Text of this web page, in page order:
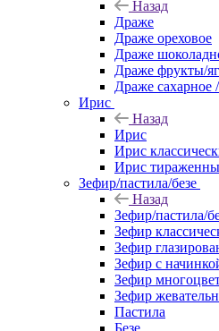
Назад
Драже
Драже ореховое
Драже
Драже фрукты/
Драже сахарное
Ирис
Назад
Ирис
Ирис
Ирис
Зефир/пастила/безе
Назад
Зефир/пастила/
Зефир
Зефир
Зефир с
Зефир
Зефир
Пастила
Безе